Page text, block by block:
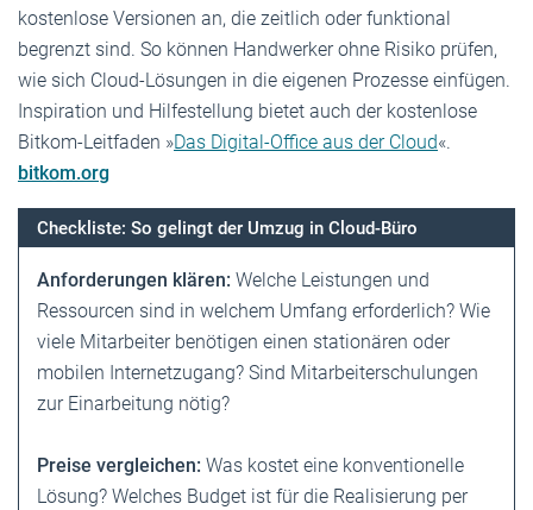
kostenlose Versionen an, die zeitlich oder funktional
begrenzt sind. So können Handwerker ohne Risiko prüfen,
wie sich Cloud-Lösungen in die eigenen Prozesse einfügen.
Inspiration und Hilfestellung bietet auch der kostenlose
Bitkom-Leitfaden »Das Digital-Office aus der Cloud«.
bitkom.org
Checkliste: So gelingt der Umzug in Cloud-Büro
Anforderungen klären: Welche Leistungen und
Ressourcen sind in welchem Umfang erforderlich? Wie
viele Mitarbeiter benötigen einen stationären oder
mobilen Internetzugang? Sind Mitarbeiterschulungen
zur Einarbeitung nötig?
Preise vergleichen: Was kostet eine konventionelle
Lösung? Welches Budget ist für die Realisierung per